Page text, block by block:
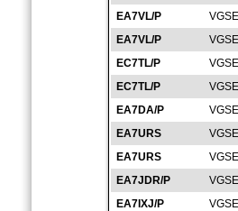
EA7VL/P
EA7VL/P
EC7TL/P
EC7TL/P
EA7DA/P
EA7URS
EA7URS
EA7JDR/P
EA7IXJ/P